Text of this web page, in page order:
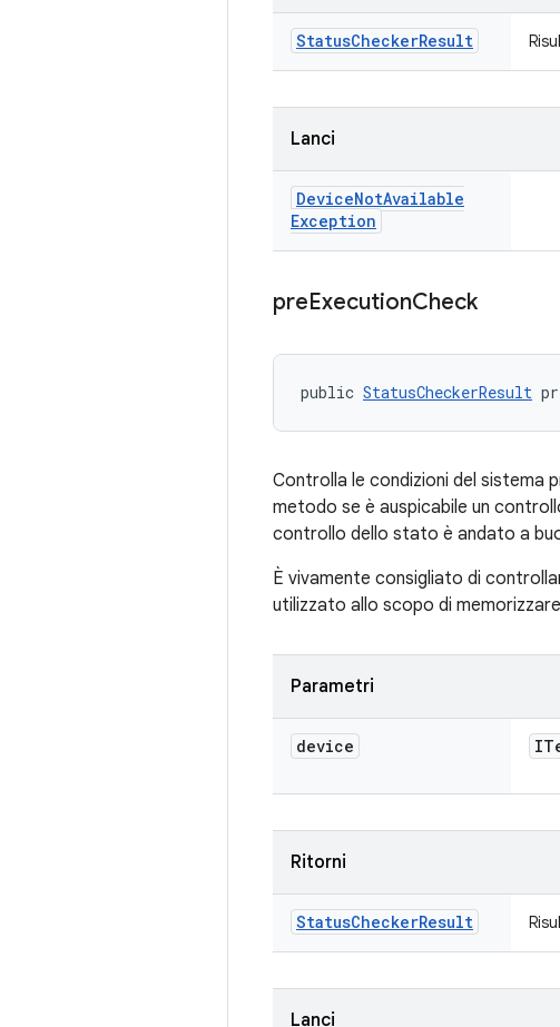
StatusCheckerResult
Lanci
DeviceNotAvailable
Exception
preExecutionCheck
public StatusCheckerResult
Controlla le condizioni del sistema
metodo se è auspicabile un
controllo dello stato è andato a
È vivamente consigliato di
utilizzato allo scopo di
Parametri
device
Ritorni
StatusCheckerResult
Lanci